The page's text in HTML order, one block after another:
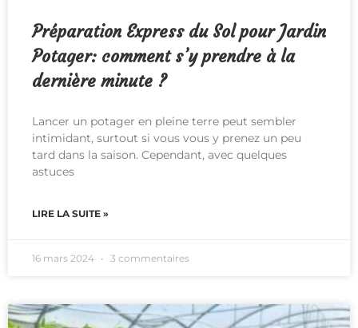
Préparation Express du Sol pour Jardin
Potager: comment s’y prendre à la
dernière minute ?
Lancer un potager en pleine terre peut sembler
intimidant, surtout si vous vous y prenez un peu
tard dans la saison. Cependant, avec quelques
astuces
LIRE LA SUITE »
16 mars 2024 3 commentaires